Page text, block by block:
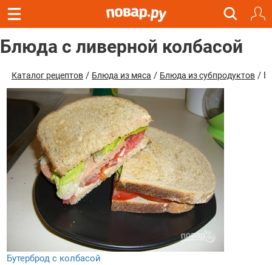
Блюда с ливерной колбасой
Каталог рецептов / Блюда из мяса / Блюда из субпродуктов /
Бутерброд с колбасой